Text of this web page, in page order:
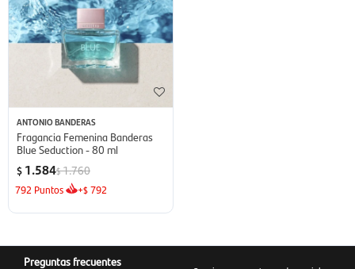
ANTONIO BANDERAS
Fragancia Femenina Banderas
Blue Seduction - 80 ml
$ 1.584$1.760
792 Puntos +$792
Preguntas frecuentes